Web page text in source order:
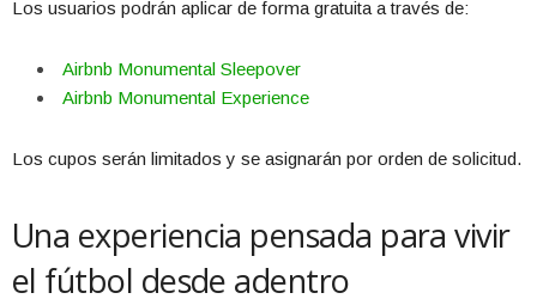
Los usuarios podrán aplicar de forma gratuita a través de:
Airbnb Monumental Sleepover
Airbnb Monumental Experience
Los cupos serán limitados y se asignarán por orden de solicitud.
Una experiencia pensada para vivir
el fútbol desde adentro